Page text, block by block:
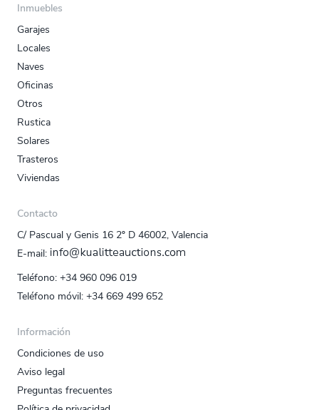
Inmuebles
Garajes
Locales
Naves
Oficinas
Otros
Rustica
Solares
Trasteros
Viviendas
Contacto
C/ Pascual y Genis 16 2º D 46002, Valencia
E‑mail:
Teléfono: +34 960 096 019
Teléfono móvil: +34 669 499 652
Información
Condiciones de uso
Aviso legal
Preguntas frecuentes